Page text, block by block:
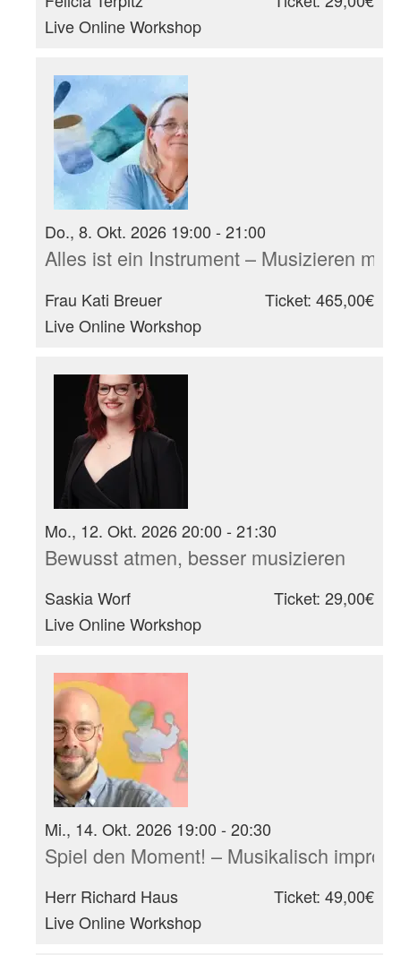
Live Online Workshop
Do., 8. Okt. 2026 19:00 - 21:00
Alles ist ein Instrument – Musizieren mit
Frau Kati Breuer
Live Online Workshop
Ticket: 465,00€
Mo., 12. Okt. 2026 20:00 - 21:30
Bewusst atmen, besser musizieren
Saskia Worf
Live Online Workshop
Ticket: 29,00€
Mi., 14. Okt. 2026 19:00 - 20:30
Spiel den Moment! – Musikalisch
Herr Richard Haus
Live Online Workshop
Ticket: 49,00€